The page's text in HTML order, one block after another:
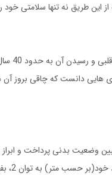
این طریق نه تنها سلامتی خود
این
هایی دانست که چاقی بروز
با